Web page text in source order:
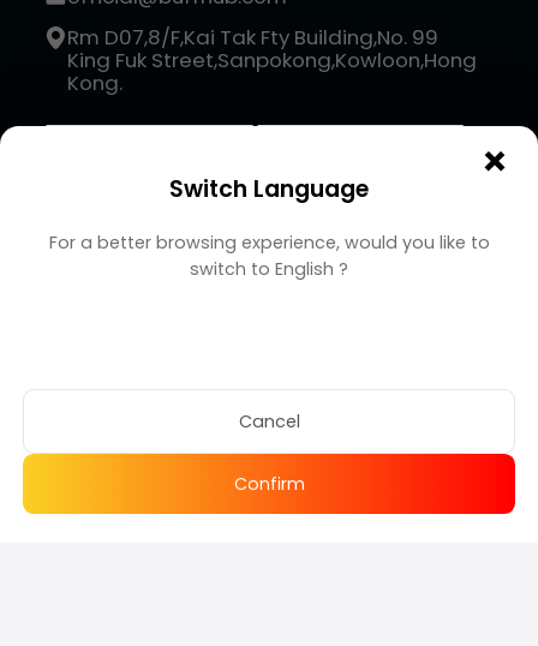
Rm D07,8/F,Kai Tak Fty Building,No. 99
King Fuk Street,Sanpokong,Kowloon,Hong
Kong.
Switch Language ×
For a better browsing experience, would you like to
switch to English ?
Cancel
Confirm